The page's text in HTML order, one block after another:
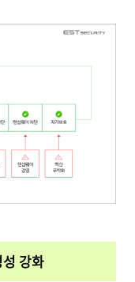
강화